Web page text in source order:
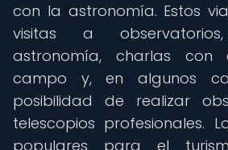
con la astronomía. Estos
visitas a
astronomía, charlas con
campo y, en algunos
posibilidad de realizar
telescopios profesionales.
populares para el